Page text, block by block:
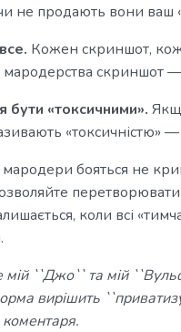
не продають вони ваш
Кожен скриншот,
скриншот
бути «токсичними».
мародери бояться не
коли всі
мій ``Джо`` та мій
вирішить